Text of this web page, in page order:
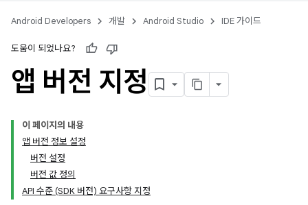
Android Developers 개발 Android Studio IDE 가이드
도움이 되었나요?
앱 버전 지정
이 페이지의 내용
앱 버전 정보 설정
버전 설정
버전 값 정의
API 수준 (SDK 버전) 요구사항 지정